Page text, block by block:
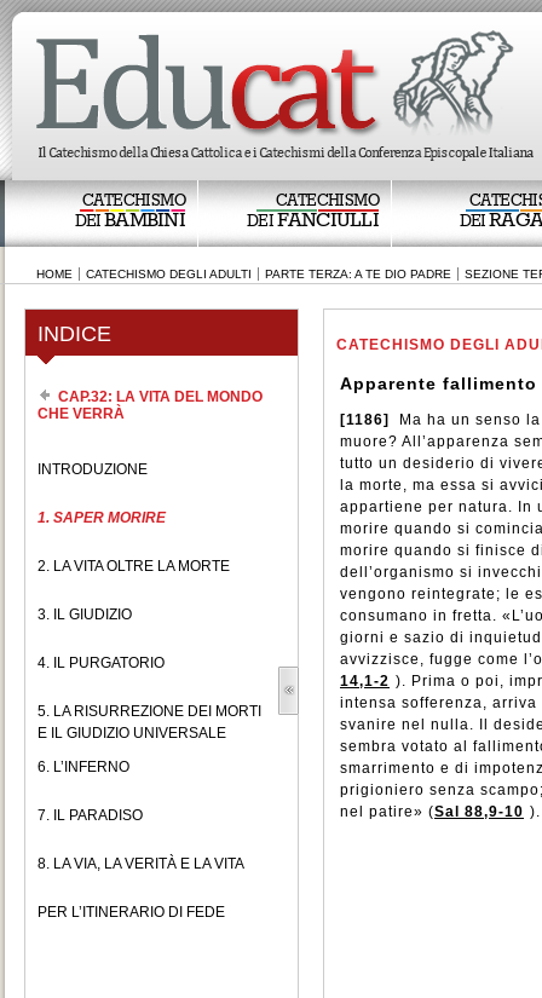
CATECHISMO
DEIBAMBINI
CATECHISMO
DEIFANCIULLI
DEI
HOME CATECHISMO DEGLI ADULTI PARTE TERZA: A TE DIO PADRE SEZIONE
INDICE
CAP.32: LA VITA DEL MONDO
CHE VERRÀ
INTRODUZIONE
1. SAPER MORIRE
2. LA VITA OLTRE LA MORTE
3. IL GIUDIZIO
4. IL PURGATORIO
5. LA RISURREZIONE DEI MORTI
E IL GIUDIZIO UNIVERSALE
6. L’INFERNO
7. IL PARADISO
8. LA VIA, LA VERITÀ E LA VITA
PER L’ITINERARIO DI FEDE
CATECHISMO DEGLI
Apparente fallimento
[1186]
Ma ha un senso
muore? All’apparenza
tutto un desiderio di
la morte, ma essa si
appartiene per natura. In
morire quando si
morire quando si finisce
dell’organismo si
vengono reintegrate; le
consumano in fretta.
giorni e sazio di
avvizzisce, fugge come
14,1-2 ). Prima o poi,
intensa sofferenza,
svanire nel nulla. Il
sembra votato al
smarrimento e di
prigioniero senza
nel patire» (Sal 88,9-10 ).